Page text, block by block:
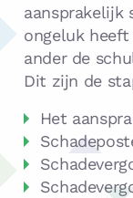
aansprakelijk
ongeluk
ander de
Dit zijn de
Het